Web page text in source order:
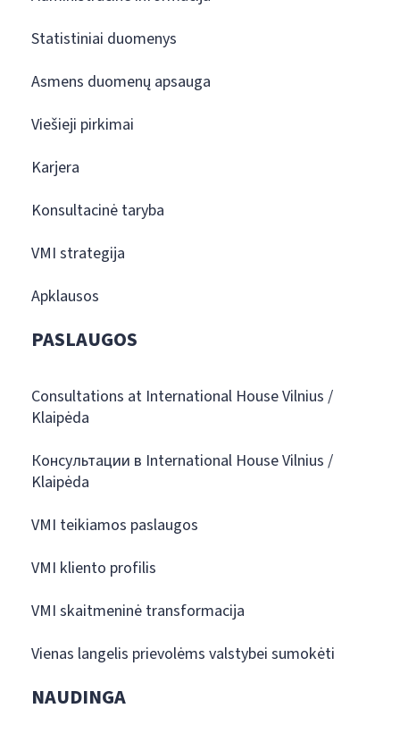
Statistiniai duomenys
Asmens duomenų apsauga
Viešieji pirkimai
Karjera
Konsultacinė taryba
VMI strategija
Apklausos
PASLAUGOS
Consultations at International House Vilnius /
Klaipėda
Консультации в International House Vilnius /
Klaipėda
VMI teikiamos paslaugos
VMI kliento profilis
VMI skaitmeninė transformacija
Vienas langelis prievolėms valstybei sumokėti
NAUDINGA